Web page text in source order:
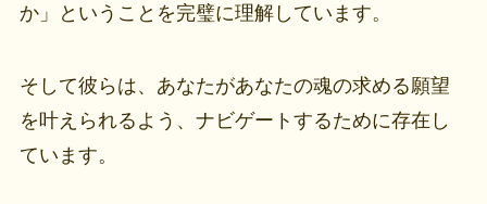
か」ということを完璧に理解しています。
そして彼らは、あなたがあなたの魂の求める願望
を叶えられるよう、ナビゲートするために存在し
ています。